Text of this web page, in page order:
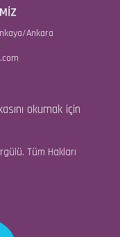
Ankara
okumak için
Tüm Hakları